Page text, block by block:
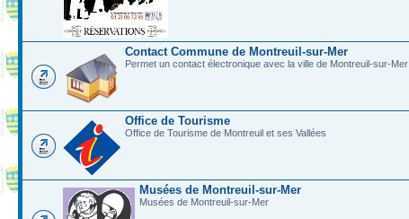
Contact Commune de Montreuil-sur-Mer
Permet un contact électronique avec la ville de Montreuil-sur-Mer
Office de Tourisme
Office de Tourisme de Montreuil et ses Vallées
Musées de Montreuil-sur-Mer
Musées de Montreuil-sur-Mer